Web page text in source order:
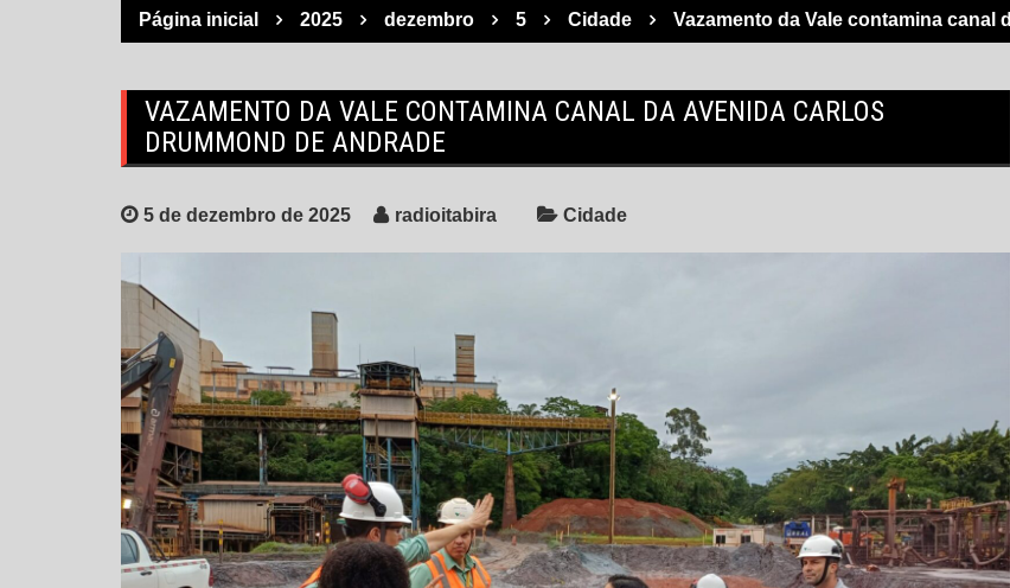
Página inicial 2025 dezembro 5 Cidade Vazamento da Vale contamina canal
VAZAMENTO DA VALE CONTAMINA CANAL DA AVENIDA CARLOS
DRUMMOND DE ANDRADE
5 de dezembro de 2025 radioitabira Cidade